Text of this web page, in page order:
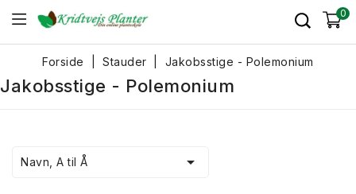
0
Forside Stauder Jakobsstige - Polemonium
Jakobsstige - Polemonium
Navn, A til Å 